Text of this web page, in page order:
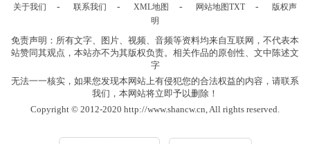
关于我们 - 联系我们 - XML地图 - 网站地图TXT -
版权声
明
免责声明：所有文字、图片、视频、音频等资料均来自互联网，不代表本
站赞同其观点，本站亦不为其版权负责。相关作品的原创性、文中陈述文
字
无法一一核实，如果您发现本网站上有侵犯您的合法权益的内容，请联系
我们，本网站将立即予以删除！
Copyright © 2012-2020 http://www.shancw.cn, All rights reserved.